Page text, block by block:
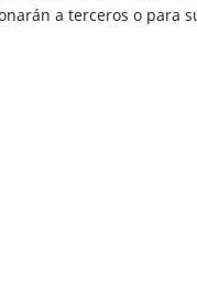
a terceros o para